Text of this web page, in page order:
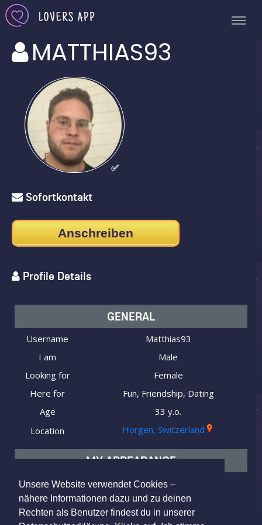
Unsere Website verwendet Cookies –
nähere Informationen dazu und zu deinen
Rechten als Benutzer findest du in unserer
MATTHIAS93
✅
Sofortkontakt
Anschreiben
Profile Details
GENERAL
Username
Matthias93
I am
Male
Looking for
Female
Here for
Fun, Friendship, Dating
Age
33 y.o.
Location
Horgen, Switzerland
MY APPEARANCE
Ethnicity
Caucasian (white)
Hair color
Brown
Eye color
Green